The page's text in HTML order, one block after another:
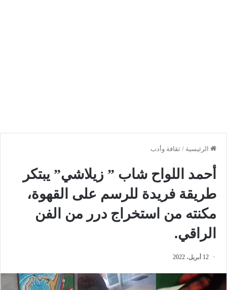
الرئيسية / ثقافة وأدب
أحمد اللواح شاب ” زيلاشي” يبتكر
طريقة فريدة للرسم على القهوة،
مكنته من استخراج درر من الفن
الراقي.
12 أبريل، 2022